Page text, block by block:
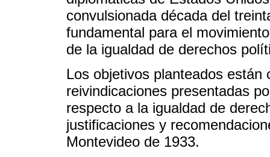
convulsionada década del
fundamental para el
de la igualdad de derechos
Los objetivos planteados
reivindicaciones presentadas
respecto a la igualdad de
justificaciones y
Montevideo de 1933.